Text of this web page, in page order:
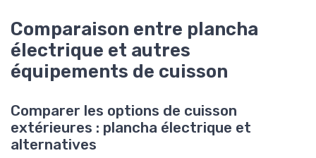
Comparaison entre plancha
électrique et autres
équipements de cuisson
Comparer les options de cuisson
extérieures : plancha électrique et
alternatives